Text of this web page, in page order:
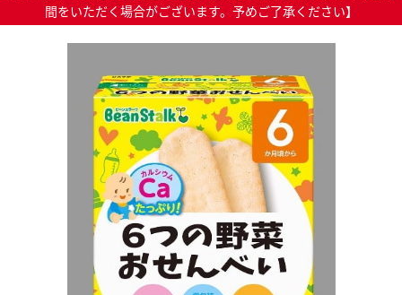
間をいただく場合がございます。予めご了承ください】